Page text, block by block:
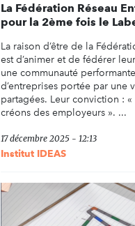
La Fédération Réseau
pour la 2ème fois le
La raison d’être de la
est d’animer et de fédérer
une communauté
d’entreprises portée par une
partagées. Leur conviction :
créons des employeurs ». ...
17 décembre 2025 - 12:13
Institut IDEAS